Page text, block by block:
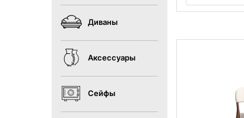
Диваны
Аксессуары
Сейфы